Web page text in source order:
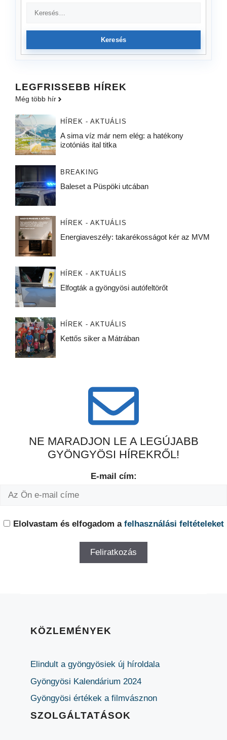
Keresés
LEGFRISSEBB HÍREK
Még több hír
HÍREK - AKTUÁLIS
A sima víz már nem elég: a hatékony
izotóniás ital titka
BREAKING
Baleset a Püspöki utcában
HÍREK - AKTUÁLIS
Energiaveszély: takarékosságot kér az MVM
HÍREK - AKTUÁLIS
Elfogták a gyöngyösi autófeltörőt
HÍREK - AKTUÁLIS
Kettős siker a Mátrában
NE MARADJON LE A LEGÚJABB
GYÖNGYÖSI HÍREKRŐL!
E-mail cím:
Elolvastam és elfogadom a felhasználási feltételeket
KÖZLEMÉNYEK
Elindult a gyöngyösiek új híroldala
Gyöngyösi Kalendárium 2024
Gyöngyösi értékek a filmvásznon
SZOLGÁLTATÁSOK